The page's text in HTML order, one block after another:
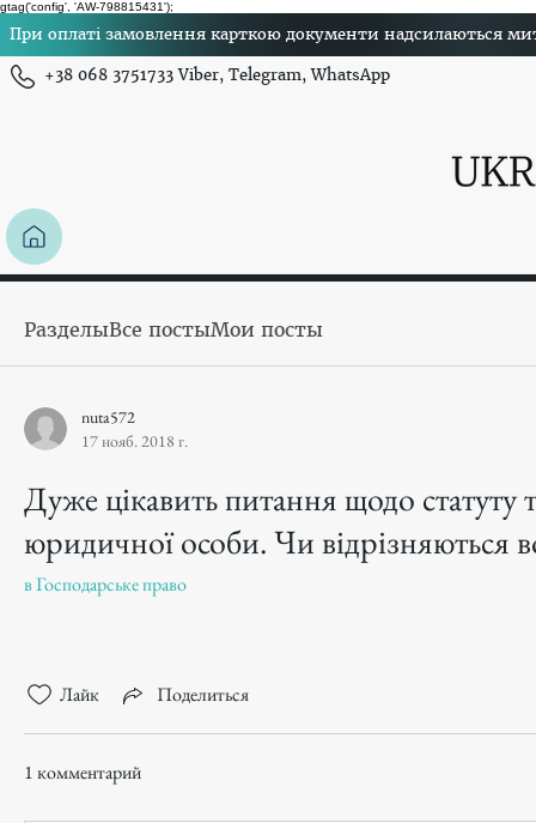
gtag('config', 'AW-798815431');
При оплаті замовлення карткою документи надсилаються
+38 068 3751733 Viber, Telegram, WhatsApp
РазделыВсе постыМои посты
nuta572
17 нояб. 2018 г.
Дуже цікавить питання щодо статуту
юридичної особи. Чи відрізняються
вГосподарське право
Лайк Поделиться
1 комментарий